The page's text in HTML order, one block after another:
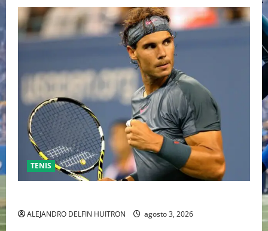
TENIS
ALEJANDRO DELFIN HUITRON agosto 3, 2026